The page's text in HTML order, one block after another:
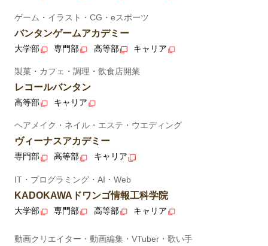
ゲーム・イラスト・CG・eスポーツ
バンタンゲームアカデミー
大学部 専門部 高等部 キャリア
製菓・カフェ・調理・飲食店開業
レコールバンタン
高等部 キャリア
ヘアメイク・ネイル・エステ・ウエディング
ヴィーナスアカデミー
専門部 高等部 キャリア
IT・プログラミング・AI・Web
KADOKAWAドワンゴ情報工科学院
大学部 専門部 高等部 キャリア
動画クリエイター・動画編集・VTuber・歌い手